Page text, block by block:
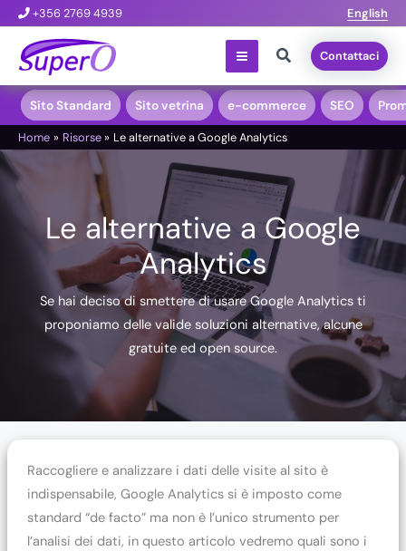
contenuto
+356 2769 4939 English
CercaContattaci
Sito Standard Sito vetrina e-commerce SEO
Home Risorse Le alternative a Google Analytics
Le alternative a Google
Analytics
Se hai deciso di smettere di usare Google Analytics ti
proponiamo delle valide soluzioni alternative, alcune
gratuite ed open source.
Raccogliere e analizzare i dati delle visite al sito è
indispensabile, Google Analytics si è imposto come
standard “de facto” ma non è l’unico strumento per
l’analisi dei dati, in questo articolo vedremo quali sono i